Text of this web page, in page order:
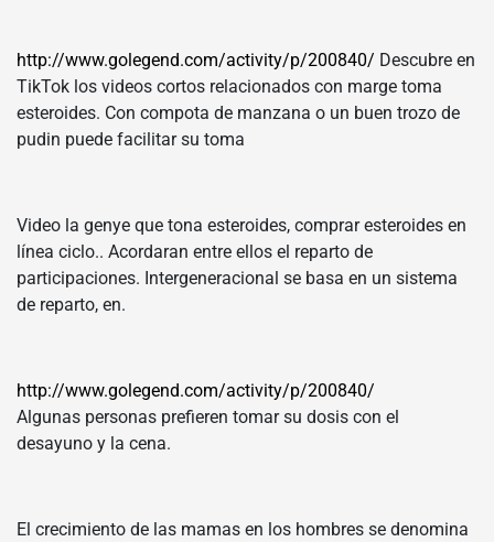
http://www.golegend.com/activity/p/200840/ Descubre en
TikTok los videos cortos relacionados con marge toma
esteroides. Con compota de manzana o un buen trozo de
pudin puede facilitar su toma
Video la genye que tona esteroides, comprar esteroides en
línea ciclo.. Acordaran entre ellos el reparto de
participaciones. Intergeneracional se basa en un sistema
de reparto, en.
http://www.golegend.com/activity/p/200840/
Algunas personas prefieren tomar su dosis con el
desayuno y la cena.
El crecimiento de las mamas en los hombres se denomina